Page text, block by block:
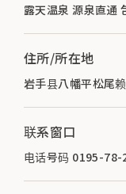
露天温泉 源泉直通
住所/所在地
岩手县八幡平松尾
联系窗口
电话号码 0195-78-